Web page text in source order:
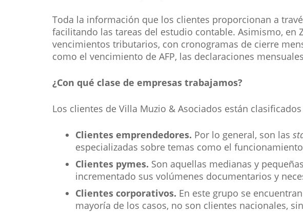
Toda la información que los clientes proporcionan a
facilitando las tareas del estudio contable. Asimismo, en
vencimientos tributarios, con cronogramas de cierre
como el vencimiento de AFP, las declaraciones
¿Con qué clase de empresas trabajamos?
Los clientes de Villa Muzio & Asociados están
Clientes emprendedores. Por lo general, son las
especializadas sobre temas como el
Clientes pymes. Son aquellas medianas y
incrementado sus volúmenes documentarios y
Clientes corporativos. En este grupo se
mayoría de los casos, no son clientes nacionales,